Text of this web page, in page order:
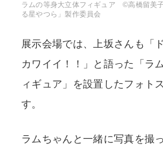
ラムの等身大立体フィギュア ©高橋留美
る星やつら」製作委員会
展示会場では、上坂さんも「
カワイイ！！」と語った「ラ
ィギュア」を設置したフォト
す。
ラムちゃんと一緒に写真を撮